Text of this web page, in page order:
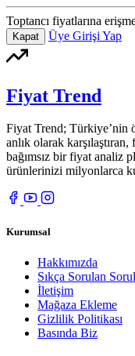
Toptancı fiyatlarına
Kapat Üye Girişi Yap
Fiyat Trend
Fiyat Trend; Türkiye’nin
anlık olarak
bağımsız bir fiyat analiz
ürünlerinizi milyonlarca
Kurumsal
Hakkımızda
Sıkça Sorulan
İletişim
Mağaza Ekleme
Gizlilik Politikası
Basında Biz